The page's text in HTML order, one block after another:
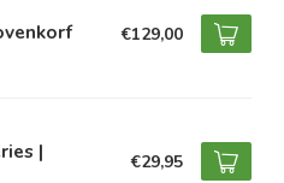
€129,00
| €29,95